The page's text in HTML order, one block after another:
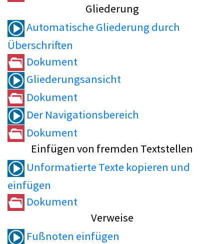
Gliederung
Automatische Gliederung durch
Überschriften
Dokument
Gliederungsansicht
Dokument
Der Navigationsbereich
Dokument
Einfügen von fremden Textstellen
Unformatierte Texte kopieren und
einfügen
Dokument
Verweise
Fußnoten einfügen